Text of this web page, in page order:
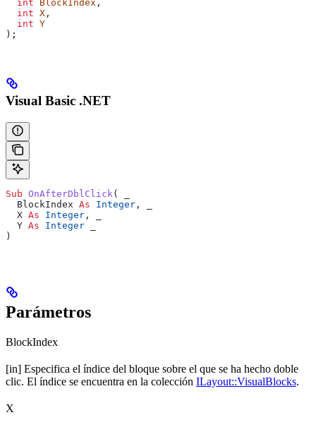
  int
BlockIndex ,
  int
X ,
  int
Y
);
Visual Basic .NET
Sub OnAfterDblClick(
  BlockIndex
As Integer ,
  X
As Integer ,
  Y
As Integer
)
Parámetros
BlockIndex
[in] Especifica el índice del bloque sobre el que se ha hecho doble
clic. El índice se encuentra en la colección ILayout::VisualBlocks.
X